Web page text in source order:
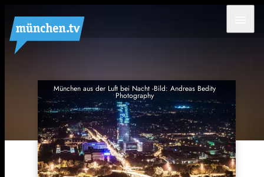
München aus der Luft bei Nacht -Bild: Andreas Bedity
Photography